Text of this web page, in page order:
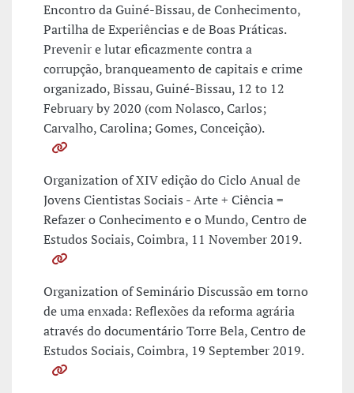
Encontro da Guiné-Bissau, de Conhecimento,
Partilha de Experiências e de Boas Práticas.
Prevenir e lutar eficazmente contra a
corrupção, branqueamento de capitais e crime
organizado, Bissau, Guiné-Bissau, 12 to 12
February by 2020 (com Nolasco, Carlos;
Carvalho, Carolina; Gomes, Conceição).
Organization of XIV edição do Ciclo Anual de
Jovens Cientistas Sociais - Arte + Ciência =
Refazer o Conhecimento e o Mundo, Centro de
Estudos Sociais, Coimbra, 11 November 2019.
Organization of Seminário Discussão em torno
de uma enxada: Reflexões da reforma agrária
através do documentário Torre Bela, Centro de
Estudos Sociais, Coimbra, 19 September 2019.